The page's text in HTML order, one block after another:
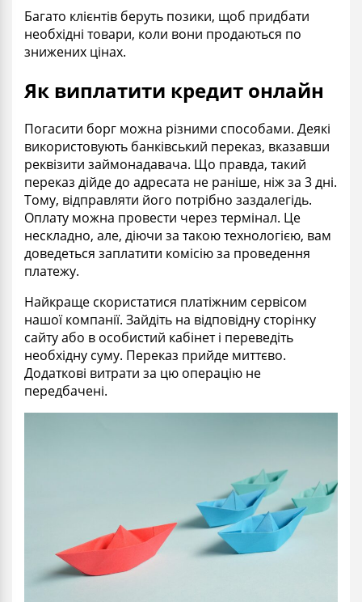
Багато клієнтів беруть позики, щоб придбати
необхідні товари, коли вони продаються по
знижених цінах.
Як виплатити кредит онлайн
Погасити борг можна різними способами. Деякі
використовують банківський переказ, вказавши
реквізити займонадавача. Що правда, такий
переказ дійде до адресата не раніше, ніж за 3 дні.
Тому, відправляти його потрібно заздалегідь.
Оплату можна провести через термінал. Це
нескладно, але, діючи за такою технологією, вам
доведеться заплатити комісію за проведення
платежу.
Найкраще скористатися платіжним сервісом
нашої компанії. Зайдіть на відповідну сторінку
сайту або в особистий кабінет і переведіть
необхідну суму. Переказ прийде миттєво.
Додаткові витрати за цю операцію не
передбачені.